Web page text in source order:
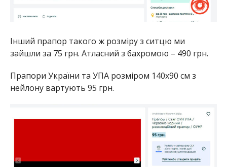
Інший прапор такого ж розміру з ситцю ми
зайшли за 75 грн. Атласний з бахромою – 490 грн.
Прапори України та УПА розміром 140х90 см з
нейлону вартують 95 грн.